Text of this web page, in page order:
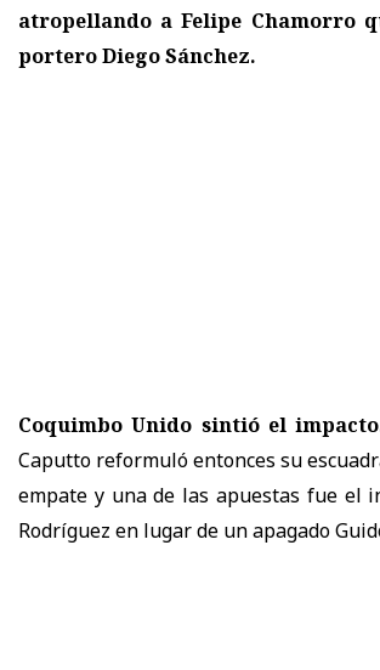
atropellando a Felipe Chamorro
portero Diego Sánchez.
Coquimbo Unido sintió el
Caputto reformuló entonces su
empate y una de las apuestas fue el
Rodríguez en lugar de un apagado